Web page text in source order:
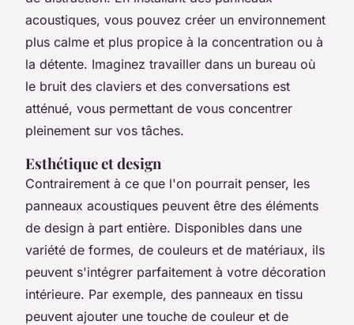
acoustiques, vous pouvez créer un environnement
plus calme et plus propice à la concentration ou à
la détente. Imaginez travailler dans un bureau où
le bruit des claviers et des conversations est
atténué, vous permettant de vous concentrer
pleinement sur vos tâches.
Esthétique et design
Contrairement à ce que l'on pourrait penser, les
panneaux acoustiques peuvent être des éléments
de design à part entière. Disponibles dans une
variété de formes, de couleurs et de matériaux, ils
peuvent s'intégrer parfaitement à votre décoration
intérieure. Par exemple, des panneaux en tissu
peuvent ajouter une touche de couleur et de